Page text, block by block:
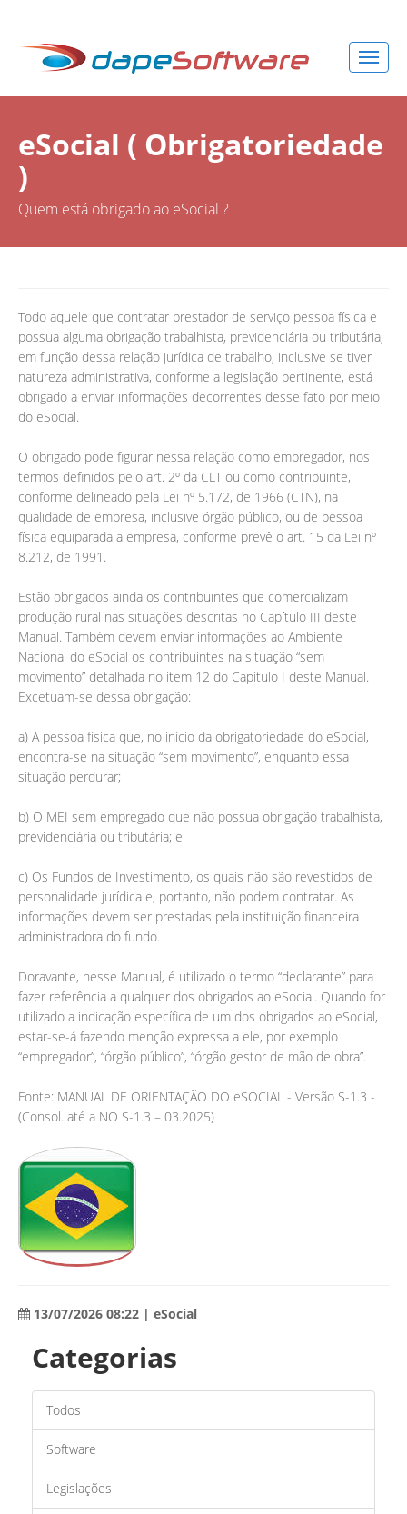
eSocial ( Obrigatoriedade
)
Quem está obrigado ao eSocial ?
Todo aquele que contratar prestador de serviço pessoa física e
possua alguma obrigação trabalhista, previdenciária ou tributária,
em função dessa relação jurídica de trabalho, inclusive se tiver
natureza administrativa, conforme a legislação pertinente, está
obrigado a enviar informações decorrentes desse fato por meio
do eSocial.
O obrigado pode figurar nessa relação como empregador, nos
termos definidos pelo art. 2º da CLT ou como contribuinte,
conforme delineado pela Lei nº 5.172, de 1966 (CTN), na
qualidade de empresa, inclusive órgão público, ou de pessoa
física equiparada a empresa, conforme prevê o art. 15 da Lei nº
8.212, de 1991.
Estão obrigados ainda os contribuintes que comercializam
produção rural nas situações descritas no Capítulo III deste
Manual. Também devem enviar informações ao Ambiente
Nacional do eSocial os contribuintes na situação “sem
movimento” detalhada no item 12 do Capítulo I deste Manual.
Excetuam-se dessa obrigação:
a) A pessoa física que, no início da obrigatoriedade do eSocial,
encontra-se na situação “sem movimento”, enquanto essa
situação perdurar;
b) O MEI sem empregado que não possua obrigação trabalhista,
previdenciária ou tributária; e
c) Os Fundos de Investimento, os quais não são revestidos de
personalidade jurídica e, portanto, não podem contratar. As
informações devem ser prestadas pela instituição financeira
administradora do fundo.
Doravante, nesse Manual, é utilizado o termo “declarante” para
fazer referência a qualquer dos obrigados ao eSocial. Quando for
utilizado a indicação específica de um dos obrigados ao eSocial,
estar-se-á fazendo menção expressa a ele, por exemplo
“empregador”, “órgão público”, “órgão gestor de mão de obra”.
Fonte: MANUAL DE ORIENTAÇÃO DO eSOCIAL - Versão S-1.3 -
(Consol. até a NO S-1.3 – 03.2025)
13/07/2026 08:22 | eSocial
Categorias
Todos
Software
Legislações